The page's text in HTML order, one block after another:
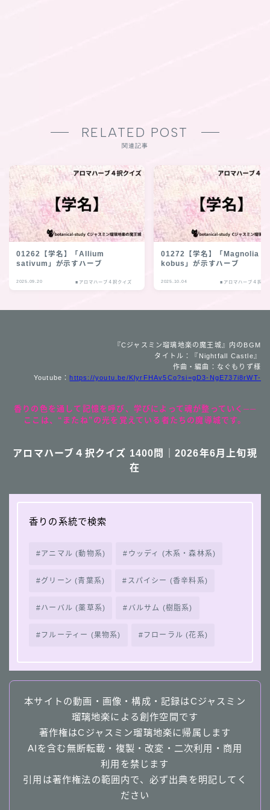
RELATED POST
関連記事
01262【学名】「Allium
sativum」が示すハーブ
2025.09.20 ■アロマハーブ４択クイズ
01272【学名】「Magnolia
kobus」が示すハーブ
2025.10.04 ■アロマハーブ４択ク
『Cジャスミン瑠璃地楽の魔王城』内のBGM
タイトル：『Nightfall Castle』
作曲・編曲：なぐもりず様
Youtube：https://youtu.be/KlyrFHAv5Co?si=gD3-NgE737i8rWT-
香りの色を通して記憶を呼び、学びによって魂が整っていく──
ここは、“またね”の光を覚えている者たちの魔導城です。
アロマハーブ４択クイズ 1400問｜2026年6月上旬現
在
香りの系統で検索
アニマル (動物系) ウッディ (木系・森林系)
グリーン (青葉系) スパイシー (香辛料系)
ハーバル (薬草系) バルサム (樹脂系)
フルーティー (果物系) フローラル (花系)
本サイトの動画・画像・構成・記録はCジャスミン
瑠璃地楽による創作空間です
著作権はCジャスミン瑠璃地楽に帰属します
AIを含む無断転載・複製・改変・二次利用・商用
利用を禁じます
引用は著作権法の範囲内で、必ず出典を明記してく
ださい